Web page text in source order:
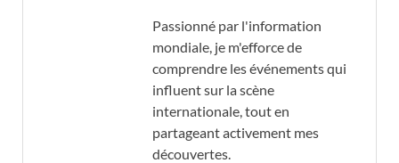
Passionné par l'information
mondiale, je m'efforce de
comprendre les événements qui
influent sur la scène
internationale, tout en
partageant activement mes
découvertes.